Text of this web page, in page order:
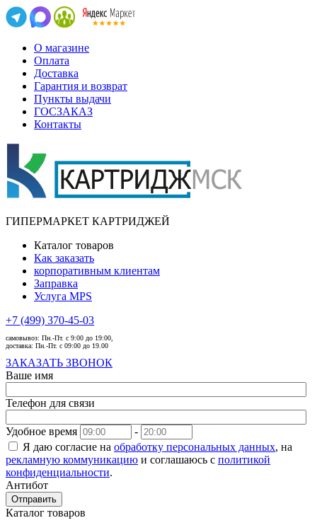
О магазине
Оплата
Доставка
Гарантия и возврат
Пункты выдачи
ГОСЗАКАЗ
Контакты
ГИПЕРМАРКЕТ КАРТРИДЖЕЙ
Каталог товаров
Как заказать
корпоративным клиентам
Заправка
Услуга MPS
+7 (499) 370-45-03
самовывоз: Пн.-Пт. с 9:00 до 19:00,
доставка: Пн.-Пт. с 09:00 до 19.00
ЗАКАЗАТЬ ЗВОНОК
Ваше имя
Телефон для связи
Удобное время
-
Я даю согласие на обработку персональных данных, на
рекламную коммуникацию и соглашаюсь с политикой
конфиденциальности.
Антибот
Отправить
Каталог товаров